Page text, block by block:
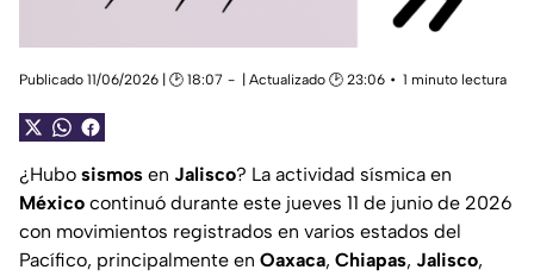
Publicado 11/06/2026 | 🕑 18:07 | Actualizado 🕑 23:06 1 minuto lectura
¿Hubo sismos en Jalisco? La actividad sísmica en
México continuó durante este jueves 11 de junio de 2026
con movimientos registrados en varios estados del
Pacífico, principalmente en Oaxaca, Chiapas, Jalisco,